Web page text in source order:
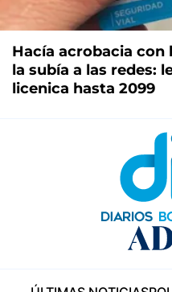
Hacía acrobacia con
la subía a las redes:
licenica hasta 2099